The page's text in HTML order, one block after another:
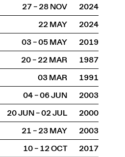
27 – 28 NOV
2024
22 MAY
2024
03 – 05 MAY
2019
20 – 22 MAR
1987
03 MAR
1991
04 – 06 JUN
2003
20 JUN – 02 JUL
2000
21 – 23 MAY
2003
10 – 12 OCT
2017